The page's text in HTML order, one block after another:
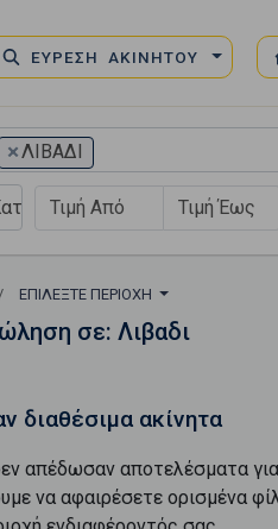
ΕΥΡΕΣΗ ΑΚΙΝΗΤΟΥ
×ΛΙΒΑΔΙ
ΕΠΙΛΈΞΤΕ ΠΕΡΙΟΧΉ
σε: Λιβαδι
διαθέσιμα ακίνητα
απέδωσαν αποτελέσματα
να αφαιρέσετε ορισμένα